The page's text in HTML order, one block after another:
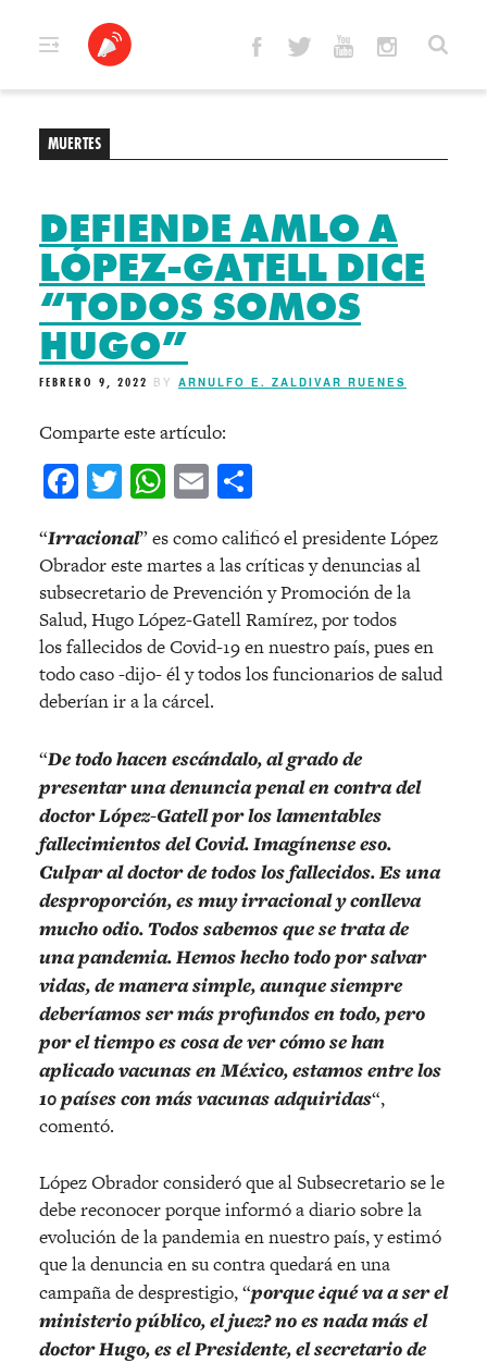
MUERTES
DEFIENDE AMLO A
LÓPEZ-GATELL DICE
“TODOS SOMOS
HUGO”
FEBRERO 9, 2022 BY ARNULFO E. ZALDIVAR RUENES
Comparte este artículo:
Facebook
Twitter
WhatsApp
Email
“Irracional” es como calificó el presidente López
Obrador este martes a las críticas y denuncias al
subsecretario de Prevención y Promoción de la
Salud, Hugo López-Gatell Ramírez, por todos
los fallecidos de Covid-19 en nuestro país, pues en
todo caso -dijo- él y todos los funcionarios de salud
deberían ir a la cárcel.
“De todo hacen escándalo, al grado de
presentar una denuncia penal en contra del
doctor López-Gatell por los lamentables
fallecimientos del Covid. Imagínense eso.
Culpar al doctor de todos los fallecidos. Es una
desproporción, es muy irracional y conlleva
mucho odio. Todos sabemos que se trata de
una pandemia. Hemos hecho todo por salvar
vidas, de manera simple, aunque siempre
deberíamos ser más profundos en todo, pero
por el tiempo es cosa de ver cómo se han
aplicado vacunas en México, estamos entre los
10 países con más vacunas adquiridas“,
comentó.
López Obrador consideró que al Subsecretario se le
debe reconocer porque informó a diario sobre la
evolución de la pandemia en nuestro país, y estimó
que la denuncia en su contra quedará en una
campaña de desprestigio, “porque ¿qué va a ser el
ministerio público, el juez? no es nada más el
doctor Hugo, es el Presidente, el secretario de